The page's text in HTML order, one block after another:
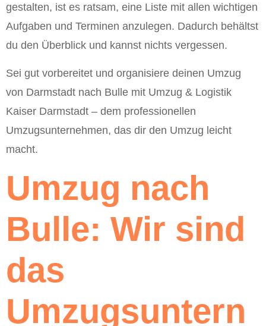
gestalten, ist es ratsam, eine Liste mit allen wichtigen
Aufgaben und Terminen anzulegen. Dadurch behältst
du den Überblick und kannst nichts vergessen.
Sei gut vorbereitet und organisiere deinen Umzug
von Darmstadt nach Bulle mit Umzug & Logistik
Kaiser Darmstadt – dem professionellen
Umzugsunternehmen, das dir den Umzug leicht
macht.
Umzug nach
Bulle: Wir sind
das
Umzugsuntern